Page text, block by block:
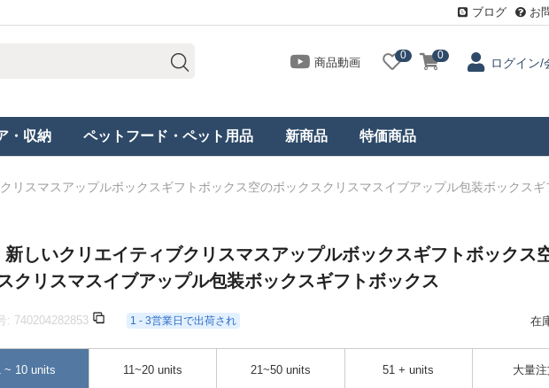
ブログ お
商品動画
0 0
ログイン/
・収納 ペットフード・ペット用品 新商品 特価商品
リスマスアップルボックスギフトボックス空のボックスクリスマスイブアップル包装ボックスギ
新しいクリエイティブクリスマスアップルボックスギフトボックス
クリスマスイブアップル包装ボックスギフトボックス
: 740204282853 1 - 3営業日で出荷され 在
~ 10 units 11~20 units 21~50 units 51 + units 大量